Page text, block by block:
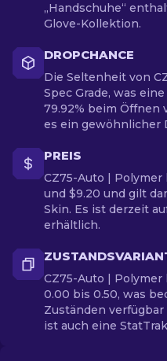
„Handschuhe“
Glove-Kollektion.
DROPCHANCE
Die Seltenheit von
Spec Grade, was
79.92% beim Öffnen
es ein gewöhnlicher
PREIS
CZ75-Auto |
und $9.20 und gilt
Skin. Es ist derzeit
erhältlich.
CZ75-Auto |
0.00 bis 0.50, was
Zuständen
ist auch eine